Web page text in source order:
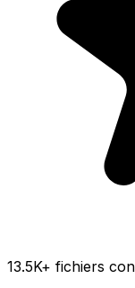
13.5K+ fichiers